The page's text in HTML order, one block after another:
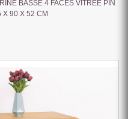
BASSE 4 FACES VITREE PIN
X 90 X 52 CM